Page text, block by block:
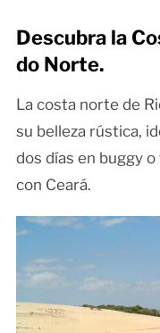
Descubra la
do Norte.
La costa norte de
su belleza rústica,
dos días en buggy
con Ceará.